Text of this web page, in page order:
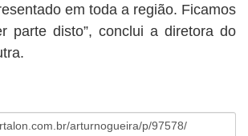
em toda a região. Ficamos
parte disto”, conclui a diretora do